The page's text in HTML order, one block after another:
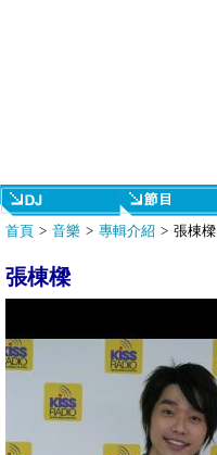
首頁 > 音樂 > 專輯介紹 > 張棟樑
張棟樑